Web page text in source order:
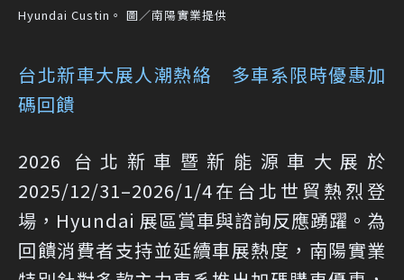
Hyundai Custin。 圖／南陽實業提供
台北新車大展人潮熱絡 多車系限時優惠加
碼回饋
2026 台北新車暨新能源車大展於
2025/12/31–2026/1/4在台北世貿熱烈登
場，Hyundai 展區賞車與諮詢反應踴躍。為
回饋消費者支持並延續車展熱度，南陽實業